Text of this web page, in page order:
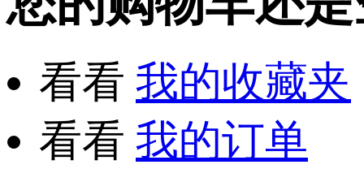
看看 我的收藏夹
看看 我的订单